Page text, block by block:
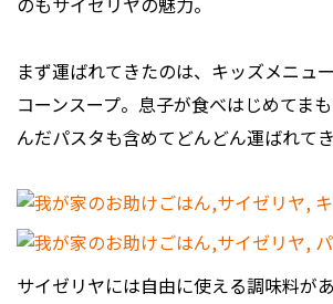
まず運ばれてきたのは、キッズメニュ
コーンスープ。息子が食べはじめてま
んだパスタも含めてどんどん運ばれてき
サイゼリヤには自由に使える調味料が